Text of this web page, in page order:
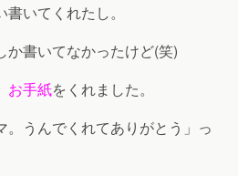
書いてくれたし。
か書いてなかったけど(笑)
お手紙をくれました。
。うんでくれてありがとう」っ